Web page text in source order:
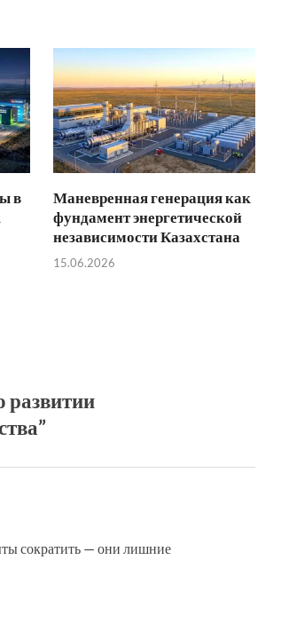
в
Маневренная генерация как
фундамент энергетической
независимости Казахстана
15.06.2026
развитии
сократить — они лишние